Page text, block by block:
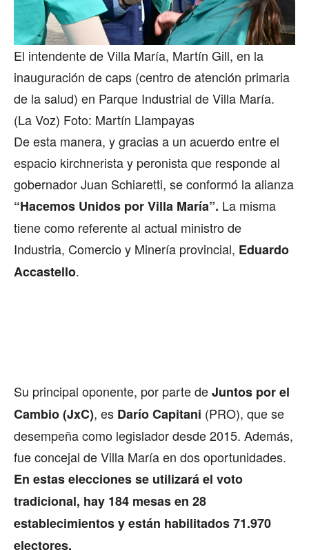
El intendente de Villa María, Martín Gill, en la
inauguración de caps (centro de atención primaria
de la salud) en Parque Industrial de Villa María.
(La Voz) Foto: Martín Llampayas
De esta manera, y gracias a un acuerdo entre el
espacio kirchnerista y peronista que responde al
gobernador Juan Schiaretti, se conformó la alianza
“Hacemos Unidos por Villa María”. La misma
tiene como referente al actual ministro de
Industria, Comercio y Minería provincial, Eduardo
Accastello.
Su principal oponente, por parte deJuntos por el
Cambio (JxC), es Darío Capitani (PRO), que se
desempeña como legislador desde 2015. Además,
fue concejal de Villa María en dos oportunidades.
En estas elecciones se utilizará el voto
tradicional, hay 184 mesas en 28
establecimientos y están habilitados 71.970
electores.